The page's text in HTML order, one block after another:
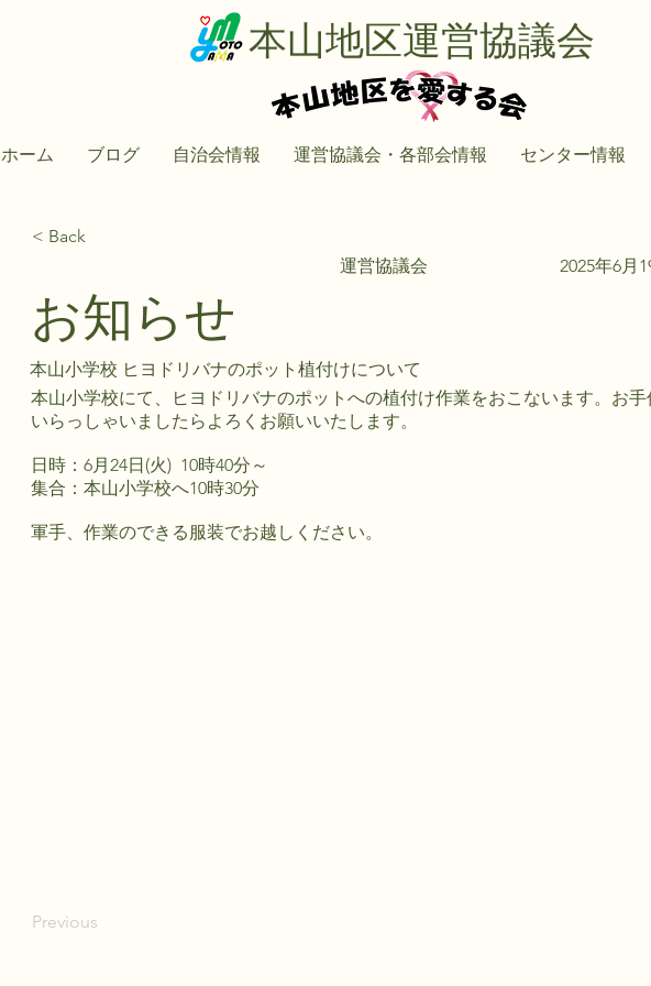
本山地区運営協議会
ホーム ブログ 自治会情報 運営協議会・各部会情報 センター情報
< Back
運営協議会
2025年6月
お知らせ
本山小学校 ヒヨドリバナのポット植付けについて
本山小学校にて、ヒヨドリバナのポットへの植付け作業をおこないます。お
いらっしゃいましたらよろくお願いいたします。
日時：6月24日(火) 10時40分～
集合：本山小学校へ10時30分
軍手、作業のできる服装でお越しください。
Previous